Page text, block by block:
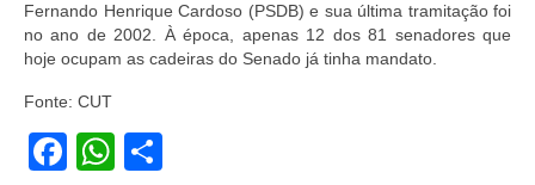
Fernando Henrique Cardoso (PSDB) e sua última tramitação foi
no ano de 2002. À época, apenas 12 dos 81 senadores que
hoje ocupam as cadeiras do Senado já tinha mandato.
Fonte: CUT
Facebook
WhatsApp